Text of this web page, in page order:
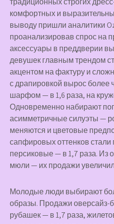
комфортных и
выводу пришли аналитики
проанализировав спрос на
аксессуары в преддверии
девушек главным трендом
акцентом на фактуру и
с драпировкой вырос более
шарфом — в 1,6 раза, на
Одновременно набирают
асимметричные силуэты —
меняются и цветовые
сапфировых оттенков стали
персиковые — в 1,7 раза.
мюли — их продажи
Молодые люди выбирают
образы. Продажи оверсайз-
рубашек — в 1,7 раза,